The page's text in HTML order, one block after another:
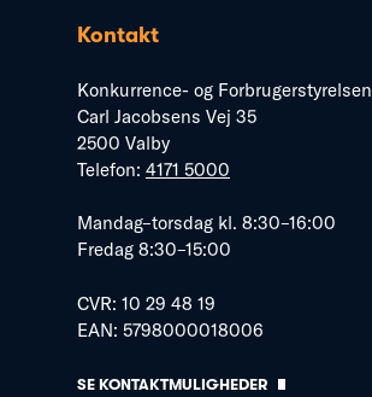
Kontakt
Konkurrence- og Forbrugerstyrelsen
Carl Jacobsens Vej 35
2500 Valby
Telefon: 4171 5000
Mandag–torsdag kl. 8:30–16:00
Fredag 8:30–15:00
CVR: 10 29 48 19
EAN: 5798000018006
SE KONTAKTMULIGHEDER